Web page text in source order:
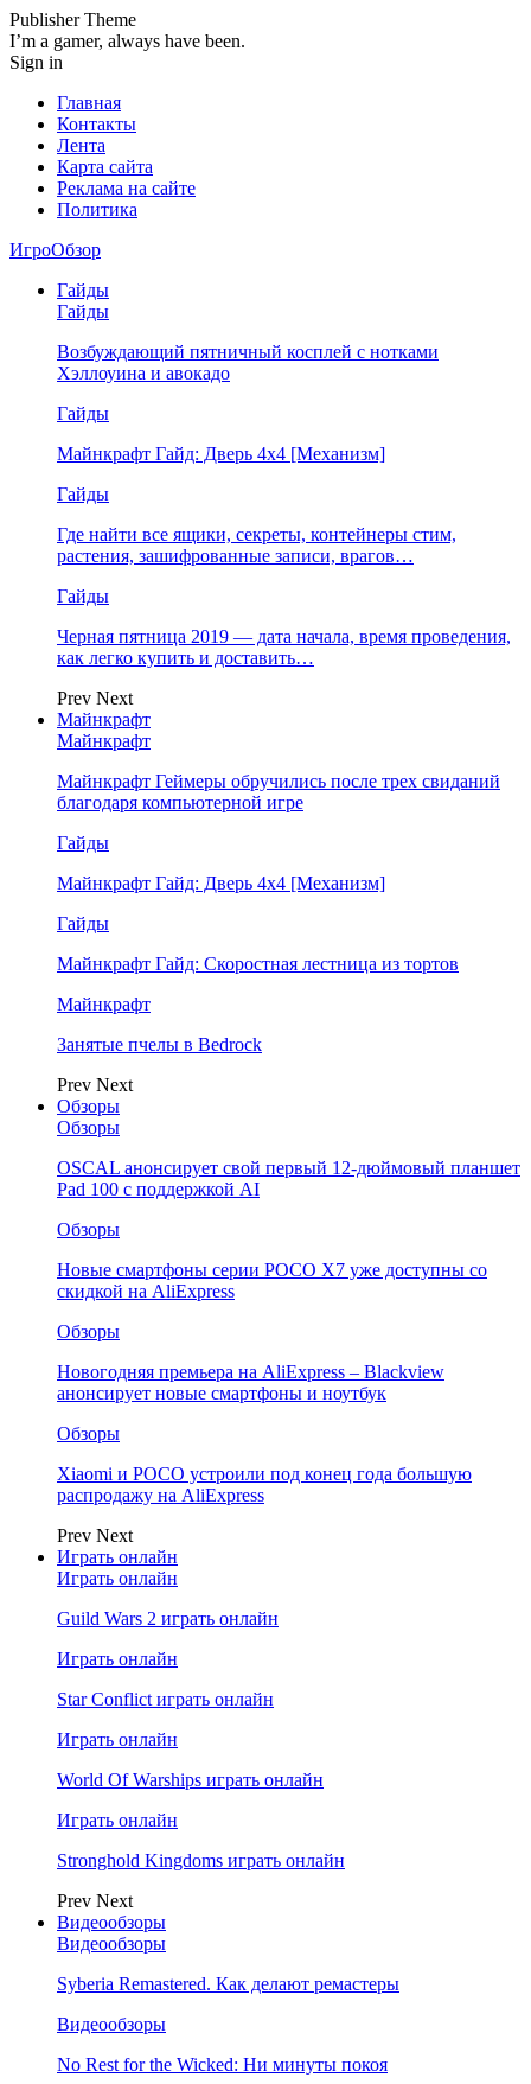
Publisher Theme
I’m a gamer, always have been.
Sign in
Главная
Контакты
Лента
Карта сайта
Реклама на сайте
Политика
ИгроОбзор
Гайды
Гайды
Возбуждающий пятничный косплей с нотками
Хэллоуина и авокадо
Гайды
Майнкрафт Гайд: Дверь 4х4 [Механизм]
Гайды
Где найти все ящики, секреты, контейнеры стим,
растения, зашифрованные записи, врагов…
Гайды
Черная пятница 2019 — дата начала, время проведения,
как легко купить и доставить…
Prev Next
Майнкрафт
Майнкрафт
Майнкрафт Геймеры обручились после трех свиданий
благодаря компьютерной игре
Гайды
Майнкрафт Гайд: Дверь 4х4 [Механизм]
Гайды
Майнкрафт Гайд: Скоростная лестница из тортов
Майнкрафт
Занятые пчелы в Bedrock
Prev Next
Обзоры
Обзоры
OSCAL анонсирует свой первый 12-дюймовый планшет
Pad 100 с поддержкой AI
Обзоры
Новые смартфоны серии POCO X7 уже доступны со
скидкой на AliExpress
Обзоры
Новогодняя премьера на AliExpress – Blackview
анонсирует новые смартфоны и ноутбук
Обзоры
Xiaomi и POCO устроили под конец года большую
распродажу на AliExpress
Prev Next
Играть онлайн
Играть онлайн
Guild Wars 2 играть онлайн
Играть онлайн
Star Conflict играть онлайн
Играть онлайн
World Of Warships играть онлайн
Играть онлайн
Stronghold Kingdoms играть онлайн
Prev Next
Видеообзоры
Видеообзоры
Syberia Remastered. Как делают ремастеры
Видеообзоры
No Rest for the Wicked: Ни минуты покоя